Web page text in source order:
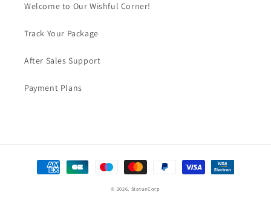
Welcome to Our Wishful Corner!
Track Your Package
After Sales Support
Payment Plans
Formas
de
© 2026, StatueCorp